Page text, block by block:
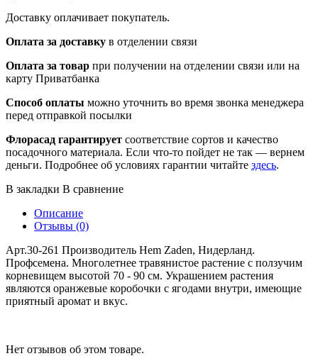
Доставку оплачивает покупатель.
Оплата за доставку в отделении связи
Оплата за товар при получении на отделении связи или на
карту Приватбанка
Способ оплаты можно уточнить во время звонка менеджера
перед отправкой посылки
Флорасад гарантирует соответствие сортов и качество
посадочного материала. Если что-то пойдет не так — вернем
деньги. Подробнее об условиях гарантии читайте здесь.
В закладки В сравнение
Описание
Отзывы (0)
Арт.30-261 Производитель Hem Zaden, Нидерланд.
Профсемена. Многолетнее травянистое растение с ползучим
корневищем высотой 70 - 90 см. Украшением растения
являются оранжевые коробочки с ягодами внутри, имеющие
приятный аромат и вкус.
Нет отзывов об этом товаре.